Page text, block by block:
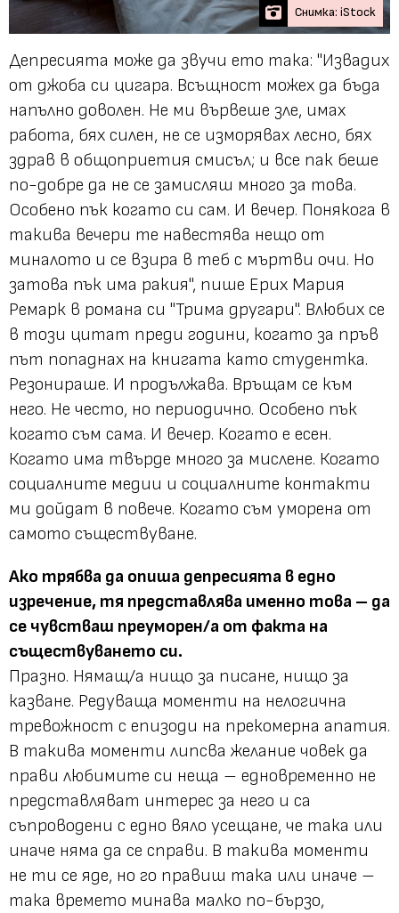
Снимка: iStock
Депресията може да звучи ето така: "Извадих
от джоба си цигара. Всъщност можех да бъда
напълно доволен. Не ми вървеше зле, имах
работа, бях силен, не се изморявах лесно, бях
здрав в общоприетия смисъл; и все пак беше
по-добре да не се замисляш много за това.
Особено пък когато си сам. И вечер. Понякога в
такива вечери те навестява нещо от
миналото и се взира в теб с мъртви очи. Но
затова пък има ракия", пише Ерих Мария
Ремарк в романа си "Трима другари". Влюбих се
в този цитат преди години, когато за пръв
път попаднах на книгата като студентка.
Резонираше. И продължава. Връщам се към
него. Не често, но периодично. Особено пък
когато съм сама. И вечер. Когато е есен.
Когато има твърде много за мислене. Когато
социалните медии и социалните контакти
ми дойдат в повече. Когато съм уморена от
самото съществуване.
Ако трябва да опиша депресията в едно
изречение, тя представлява именно това – да
се чувстваш преуморен/а от факта на
съществуването си.
Празно. Нямащ/а нищо за писане, нищо за
казване. Редуваща моменти на нелогична
тревожност с епизоди на прекомерна апатия.
В такива моменти липсва желание човек да
прави любимите си неща – едновременно не
представляват интерес за него и са
съпроводени с едно вяло усещане, че така или
иначе няма да се справи. В такива моменти
не ти се яде, но го правиш така или иначе –
така времето минава малко по-бързо,